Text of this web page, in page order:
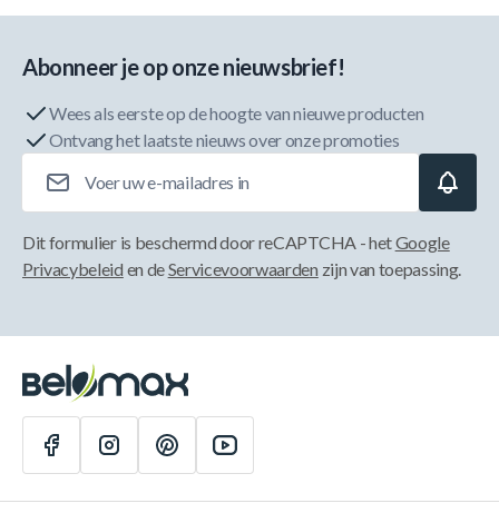
Abonneer je op onze nieuwsbrief!
Wees als eerste op de hoogte van nieuwe producten
Ontvang het laatste nieuws over onze promoties
Dit formulier is beschermd door reCAPTCHA - hetGoogle
Privacybeleid en deServicevoorwaarden zijn van toepassing.